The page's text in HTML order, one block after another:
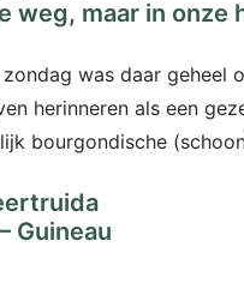
weg, maar in
was daar geheel
herinneren als een
bourgondische
Guineau